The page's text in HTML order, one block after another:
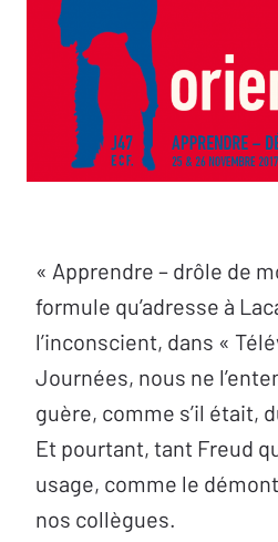
« Apprendre – drôle de
formule qu’adresse à
l’inconscient, dans «
Journées, nous ne
guère, comme s’il était,
Et pourtant, tant Freud
usage, comme le
nos collègues.